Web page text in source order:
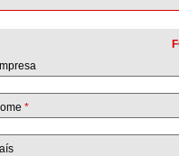
*